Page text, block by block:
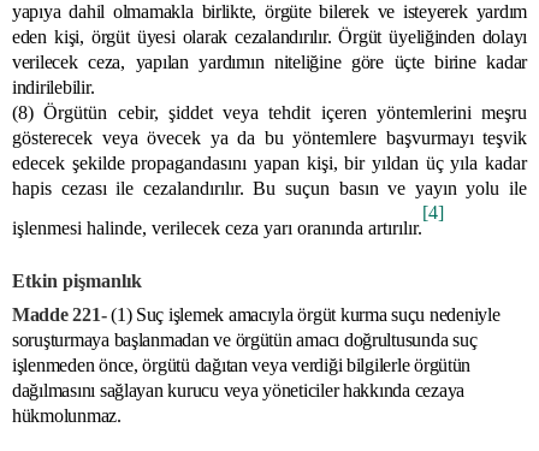
yapıya dahil olmamakla birlikte, örgüte bilerek ve isteyerek yardım
eden kişi, örgüt üyesi olarak cezalandırılır. Örgüt üyeliğinden dolayı
verilecek ceza, yapılan yardımın niteliğine göre üçte birine kadar
indirilebilir.
(8) Örgütün cebir, şiddet veya tehdit içeren yöntemlerini meşru
gösterecek veya övecek ya da bu yöntemlere başvurmayı teşvik
edecek şekilde propagandasını yapan kişi, bir yıldan üç yıla kadar
hapis cezası ile cezalandırılır. Bu suçun basın ve yayın yolu ile
işlenmesi halinde, verilecek ceza yarı oranında artırılır.
[4]
Etkin pişmanlık
Madde 221-(1) Suç işlemek amacıyla örgüt kurma suçu nedeniyle
soruşturmaya başlanmadan ve örgütün amacı doğrultusunda suç
işlenmeden önce, örgütü dağıtan veya verdiği bilgilerle örgütün
dağılmasını sağlayan kurucu veya yöneticiler hakkında cezaya
hükmolunmaz.